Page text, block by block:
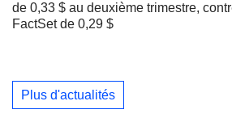
de 0,33 $ au deuxième trimestre,
FactSet de 0,29 $
Plus d'actualités